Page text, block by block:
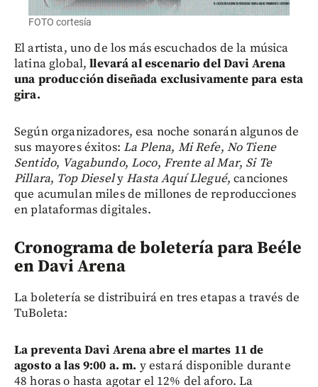
FOTO cortesía
El artista, uno de los más escuchados de la música
latina global,llevará al escenario del Davi Arena
una producción diseñada exclusivamente para esta
gira.
Según organizadores, esa noche sonarán algunos de
sus mayores éxitos: La Plena, Mi Refe, No Tiene
Sentido, Vagabundo,Loco, Frente al Mar, Si Te
Pillara, Top DieselyHasta Aquí Llegué, canciones
que acumulan miles de millones de reproducciones
en plataformas digitales.
Cronograma de boletería para Beéle
en Davi Arena
La boletería se distribuirá en tres etapas a través de
TuBoleta:
La preventa Davi Arena abre el martes 11 de
agosto a las 9:00 a. m. y estará disponible durante
48 horas o hasta agotar el 12% del aforo. La